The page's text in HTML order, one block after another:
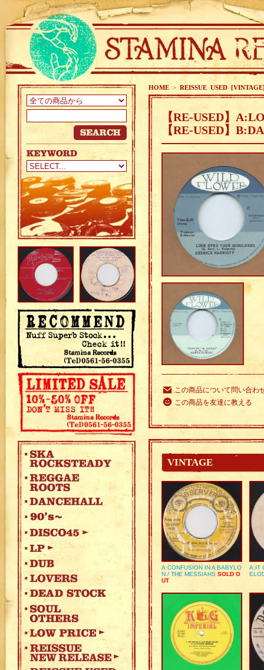
HOME > REISSUE USED
【RE-USED】
【RE-USED】
この商品について問い合わ
この商品を友達に教える
VINTAGE
A:CONFUSION IN A BABYLO
N / THE MESSIAHS SOLD O
UT
A:IT